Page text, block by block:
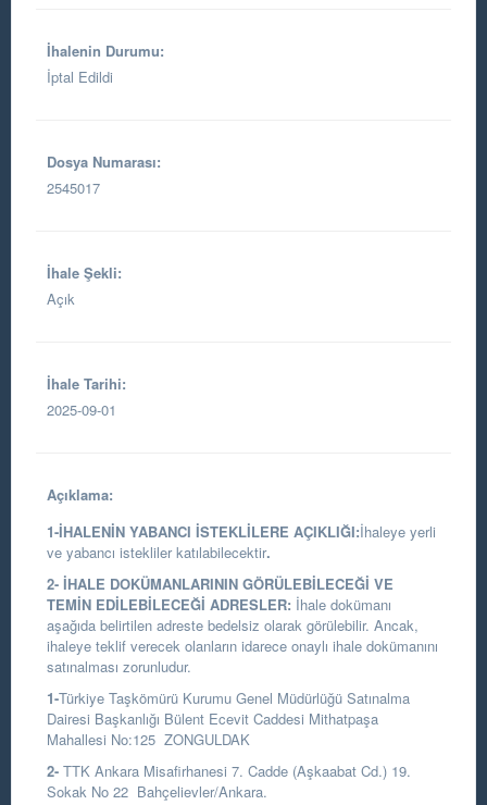
İhalenin Durumu:
İptal Edildi
Dosya Numarası:
2545017
İhale Şekli:
Açık
İhale Tarihi:
2025-09-01
Açıklama:
1-İHALENİN YABANCI İSTEKLİLERE AÇIKLIĞI:İhaleye yerli
ve yabancı istekliler katılabilecektir.
2- İHALE DOKÜMANLARININ GÖRÜLEBİLECEĞİ VE
TEMİN EDİLEBİLECEĞİ ADRESLER: İhale dokümanı
aşağıda belirtilen adreste bedelsiz olarak görülebilir. Ancak,
ihaleye teklif verecek olanların idarece onaylı ihale dokümanını
satınalması zorunludur.
1-Türkiye Taşkömürü Kurumu Genel Müdürlüğü Satınalma
Dairesi Başkanlığı Bülent Ecevit Caddesi Mithatpaşa
Mahallesi No:125 ZONGULDAK
2- TTK Ankara Misafirhanesi 7. Cadde (Aşkaabat Cd.) 19.
Sokak No 22 Bahçelievler/Ankara.